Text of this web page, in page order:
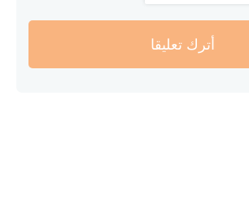
أترك تعليقا